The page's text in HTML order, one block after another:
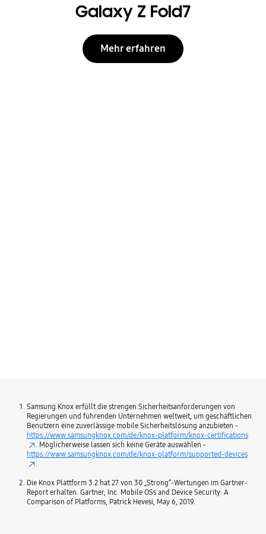
Galaxy Z Fold7
Mehr erfahren
Samsung Knox erfüllt die strengen Sicherheitsanforderungen von
Regierungen und führenden Unternehmen weltweit, um geschäftlichen
Benutzern eine zuverlässige mobile Sicherheitslösung anzubieten -
https://www.samsungknox.com/de/knox-platform/knox-certifications
. Möglicherweise lassen sich keine Geräte auswählen -
https://www.samsungknox.com/de/knox-platform/supported-devices
.
Die Knox Plattform 3.2 hat 27 von 30 „Strong“-Wertungen im Gartner-
Report erhalten. Gartner, Inc. Mobile OSs and Device Security: A
Comparison of Platforms, Patrick Hevesi, May 6, 2019.